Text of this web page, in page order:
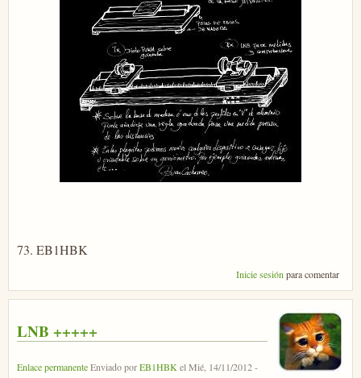
73. EB1HBK
Inicie sesión para comentar
LNB +++++
Enlace permanenteEnviado porEB1HBK elMié, 14/11/2012 -